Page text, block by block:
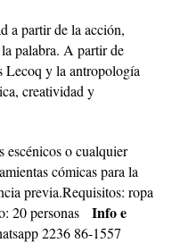
a partir de la acción,
palabra. A partir de
Lecoq y la antropología
creatividad y
escénicos o cualquier
cómicas para la
previa.Requisitos: ropa
20 personas Info e
2236 86-1557